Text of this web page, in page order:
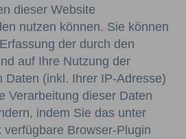
dieser Website
nutzen können. Sie können
der durch den
auf Ihre Nutzung der
Daten (inkl. Ihrer IP-Adresse)
Verarbeitung dieser Daten
indem Sie das unter
verfügbare Browser-Plugin